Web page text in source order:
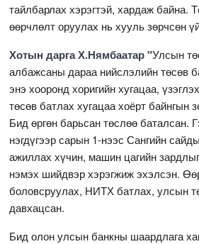
тайлбарлах хэрэгтэй, хардаж байна.
өөрчлөлт оруулах нь хууль зөрчсөн
Хотын дарга Х.Нямбаатар "Улсын
албажсаны дараа нийслэлийн төсөв
энэ хооронд хоригийн хугацаа,
төсөв батлах хугацаа хоёрт байнгын
Бид өргөн барьсан төслөө баталсан.
нэгдүгээр сарын 1-нээс Сангийн
ажиллах хүчин, машин цагийн
нэмэх шийдвэр хэрэгжиж эхэлсэн.
боловсруулах, НИТХ батлах, улсын
давхацсан.
Бид олон улсын банкны шаардлага